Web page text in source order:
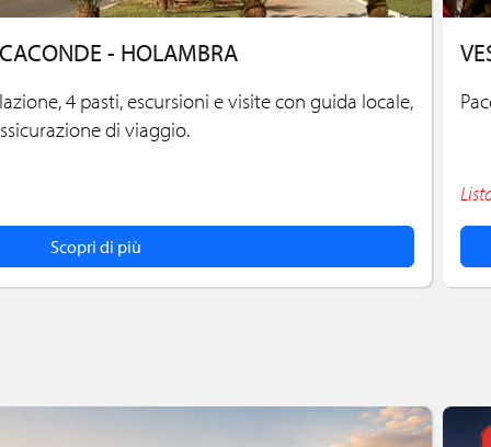
- HOLAMBRA
4 pasti, escursioni e visite con guida locale,
di viaggio.
Scopri di più